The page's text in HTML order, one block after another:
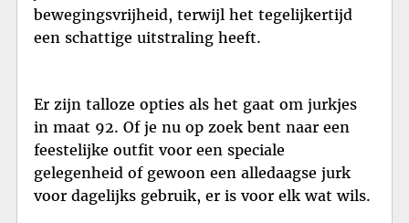
bewegingsvrijheid, terwijl het tegelijkertijd
een schattige uitstraling heeft.
Er zijn talloze opties als het gaat om jurkjes
in maat 92. Of je nu op zoek bent naar een
feestelijke outfit voor een speciale
gelegenheid of gewoon een alledaagse jurk
voor dagelijks gebruik, er is voor elk wat wils.